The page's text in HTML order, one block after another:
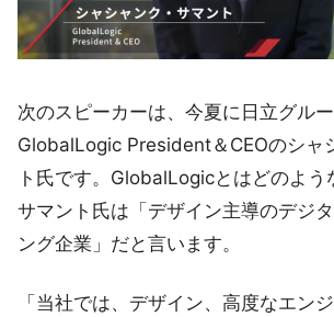
次のスピーカーは、今夏に日立グル
GlobalLogic President＆CEOのシャ
ト氏です。GlobalLogicとはどのよう
サマント氏は「デザイン主導のデジ
ング企業」だと言います。
「当社では、デザイン、高度なエン